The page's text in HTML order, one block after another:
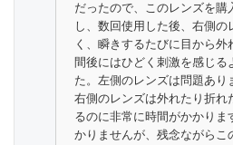
だったので、このレンズを購
し、数回使用した後、右側の
く、瞬きするたびに目から外
間後にはひどく刺激を感じる
た。左側のレンズは問題あり
右側のレンズは外れたり折れ
るのに非常に時間がかかりま
かりませんが、残念ながらこ